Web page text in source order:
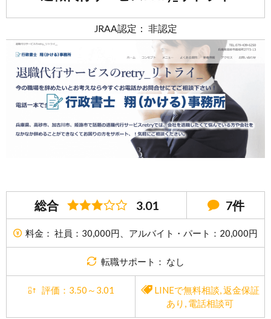
JRAA認定： 非認定
総合 3.01 7件
料金： 社員：30,000円、アルバイト・パート：20,000円
転職サポート： なし
評価：3.50～3.01 LINEで無料相談,返金保証
あり , 電話相談可